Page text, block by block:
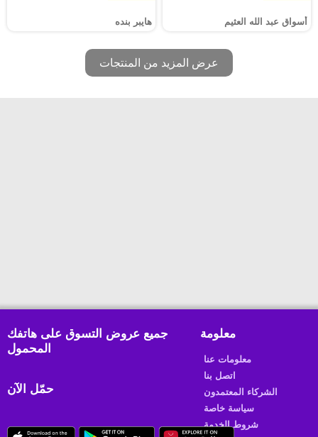
أسواق عبد الله العثيم هايبر بنده
عرض المزيد من المنتجات
جميع عروض التسوق على هاتفك
المحمول
حمّل الآن
معلومة
معلومات عنا
اتصل بنا
الشركاء المعتمدون
سياسة خاصة
شروط الخدمة